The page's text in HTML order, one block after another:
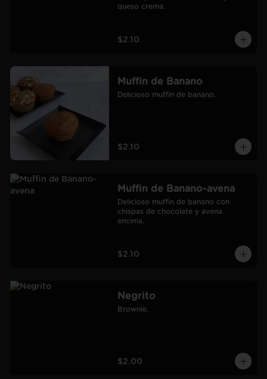
queso crema.
$2.10
Muffin de Banano
Delicioso muffin de banano.
$2.10
Muffin de Banano-avena
Delicioso muffin de banano con
chispas de chocolate y avena
encima.
$2.10
Negrito
Brownie.
$2.00